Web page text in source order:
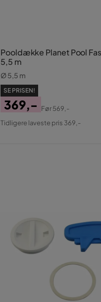
Pooldække Planet Pool
5,5 m
Ø 5,5 m
SE PRISEN!
Pris
369,-
Original
Før569,-
Tidligere laveste pris 369,-